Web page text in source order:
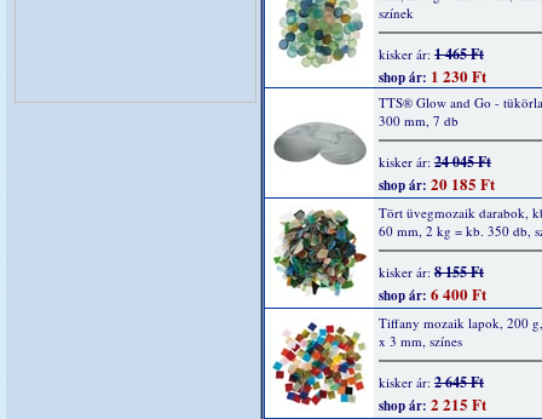
színek
kisker ár: 1 465 Ft
shop ár: 1 230 Ft
TTS® Glow and Go -
300 mm, 7 db
kisker ár: 24 045 Ft
shop ár: 20 185 Ft
Tört üvegmozaik darabok,
60 mm, 2 kg = kb. 350 db,
kisker ár: 8 155 Ft
shop ár: 6 400 Ft
Tiffany mozaik lapok, 200
x 3 mm, színes
kisker ár: 2 645 Ft
shop ár: 2 215 Ft